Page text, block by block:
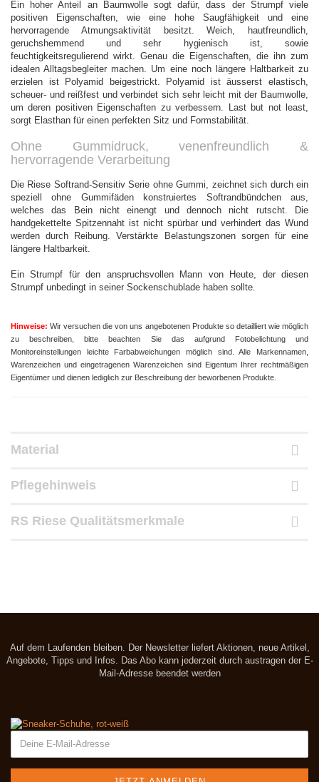
Ein hoher Anteil an Baumwolle sogt dafür, dass der Strumpf viele
positiven Eigenschaften, wie eine hohe Saugfähigkeit und eine
hervorragende Atmungsaktivität besitzt. Weich, hautfreundlich,
geruchshemmend und sehr hygienisch ist, sowie
feuchtigkeitsregulierend wirkt. Genau die Eigenschaften, die ihn zum
idealen Alltagsbegleiter machen. Um eine noch längere Haltbarkeit zu
erzielen ist Polyamid beigestrickt. Polyamid ist äusserst elastisch,
scheuer- und reißfest und verbindet sich sehr leicht mit der Baumwolle,
um deren positiven Eigenschaften zu verbessern. Last but not least,
sorgt Elasthan für einen perfekten Sitz und Formstabilität.
Ohne Gummidruck, venenfreundlich &
hervorragende Verarbeitung
Die Riese Softrand-Sensitiv Serie ohne Gummi, zeichnet sich durch ein
speziell ohne Gummifäden konstruiertes Softrandbündchen aus,
welches das Bein nicht einengt und dennoch nicht rutscht. Die
handgekettelte Spitzennaht ist nicht spürbar und verhindert das Wund
werden durch Reibung. Verstärkte Belastungszonen sorgen für eine
längere Haltbarkeit.
Ein Strumpf für den anspruchsvollen Mann von Heute, der diesen
Strumpf unbedingt in seiner Sockenschublade haben sollte.
Hinweise: Wir versuchen die von uns angebotenen Produkte so detailliert wie möglich
zu beschreiben, bitte beachten Sie das aufgrund Fotobelichtung und
Monitoreinstellungen leichte Farbabweichungen möglich sind.
Alle Markennamen,
Warenzeichen und eingetragenen Warenzeichen sind Eigentum Ihrer rechtmäßigen
Eigentümer und dienen lediglich zur Beschreibung der beworbenen Produkte.
Material
Pflegehinweis
RS Riese Qualitätsmerkmale
Auf dem Laufenden bleiben. Der Newsletter liefert Aktionen, neue Artikel,
Angebote, Tipps und Infos. Das Abo kann jederzeit durch austragen der E-
Mail-Adresse beendet werden